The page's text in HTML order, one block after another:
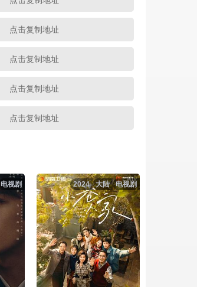
点击复制地址
点击复制地址
点击复制地址
点击复制地址
点击复制地址
点击复制地址
点击复制地址
点击复制地址
电视剧 电视剧
大陆
2024